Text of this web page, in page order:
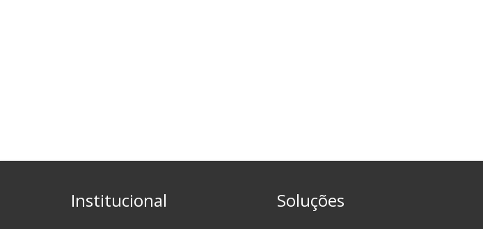
Institucional Soluções